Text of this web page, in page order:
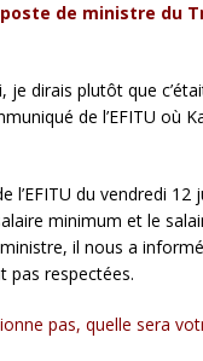
de ministre
dirais plutôt que
de l’EFITU où
l’EFITU du vendredi
minimum et le
il nous a
pas respectées.
pas, quelle sera